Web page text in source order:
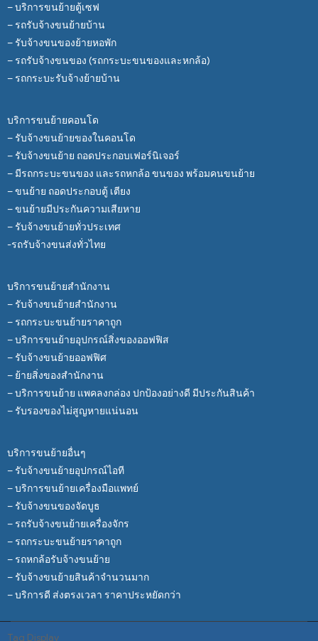
– บริการขนย้ายตู้เซฟ
– รถรับจ้างขนย้ายบ้าน
– รับจ้างขนของย้ายหอพัก
– รถรับจ้างขนของ (รถกระบะขนของและหกล้อ)
– รถกระบะรับจ้างย้ายบ้าน
บริการขนย้ายคอนโด
– รับจ้างขนย้ายของในคอนโด
– รับจ้างขนย้าย ถอดประกอบเฟอร์นิเจอร์
– มีรถกระบะขนของ และรถหกล้อ ขนของ พร้อมคนขนย้าย
– ขนย้าย ถอดประกอบตู้ เตียง
– ขนย้ายมีประกันความเสียหาย
– รับจ้างขนย้ายทั่วประเทศ
-รถรับจ้างขนส่งทั่วไทย
บริการขนย้ายสำนักงาน
– รับจ้างขนย้ายสำนักงาน
– รถกระบะขนย้ายราคาถูก
– บริการขนย้ายอุปกรณ์สิ่งของออฟฟิส
– รับจ้างขนย้ายออฟฟิศ
– ย้ายสิ่งของสำนักงาน
– บริการขนย้าย แพคลงกล่อง ปกป้องอย่างดี มีประกันสินค้า
– รับรองของไม่สูญหายแน่นอน
บริการขนย้ายอื่นๆ
– รับจ้างขนย้ายอุปกรณ์ไอที
– บริการขนย้ายเครื่องมือแพทย์
– รับจ้างขนของจัดบูธ
– รถรับจ้างขนย้ายเครื่องจักร
– รถกระบะขนย้ายราคาถูก
– รถหกล้อรับจ้างขนย้าย
– รับจ้างขนย้ายสินค้าจำนวนมาก
– บริการดี ส่งตรงเวลา ราคาประหยัดกว่า
Tag Display